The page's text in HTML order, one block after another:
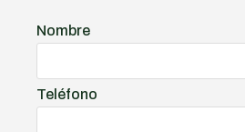
Nombre
Teléfono